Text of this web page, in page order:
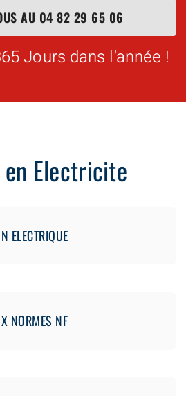
AU 04 82 29 65 06
Jours dans l'année !
en Electricite
ELECTRIQUE
NORMES NF